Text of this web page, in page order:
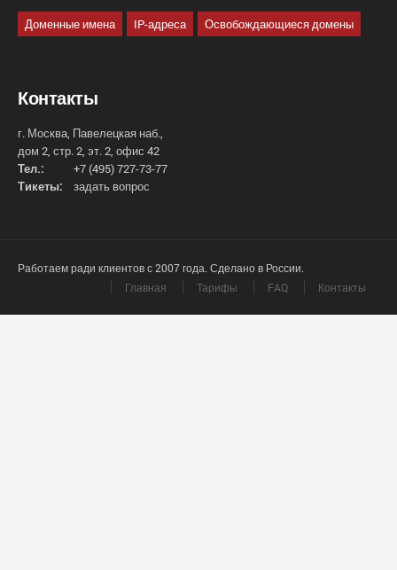
Доменные имена IP-адреса Освобождающиеся домены
Контакты
г. Москва, Павелецкая наб.,
дом 2, стр. 2, эт. 2, офис 42
Тел.:
+7 (495) 727-73-77
Тикеты:
задать вопрос
Работаем ради клиентов с 2007 года. Сделано в России.
Главная
Тарифы FAQ Контакты